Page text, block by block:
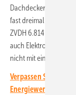
Dachdeckers. Zudem
fast dreimal so groß
ZVDH 6.814 in
auch Elektrobetriebe
nicht mit einem
Verpassen Sie keine
Energiewende!